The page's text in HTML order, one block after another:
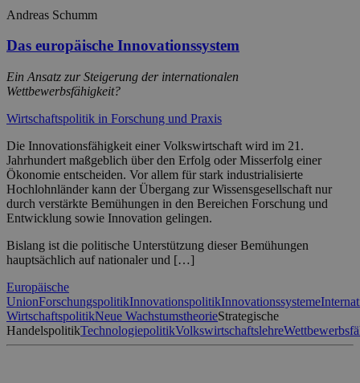
Andreas Schumm
Das europäische Innovationssystem
Ein Ansatz zur Steigerung der internationalen
Wettbewerbsfähigkeit?
Wirtschaftspolitik in Forschung und Praxis
Die Innovationsfähigkeit einer Volkswirtschaft wird im 21.
Jahrhundert maßgeblich über den Erfolg oder Misserfolg einer
Ökonomie entscheiden. Vor allem für stark industrialisierte
Hochlohnländer kann der Übergang zur Wissensgesellschaft nur
durch verstärkte Bemühungen in den Bereichen Forschung und
Entwicklung sowie Innovation gelingen.
Bislang ist die politische Unterstützung dieser Bemühungen
hauptsächlich auf nationaler und […]
Europäische
UnionForschungspolitikInnovationspolitikInnovationssysteme
WirtschaftspolitikNeue WachstumstheorieStrategische
HandelspolitikTechnologiepolitikVolkswirtschaftslehre